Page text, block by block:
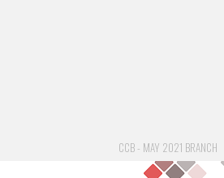
CCB - MAY 2021 BRANCH